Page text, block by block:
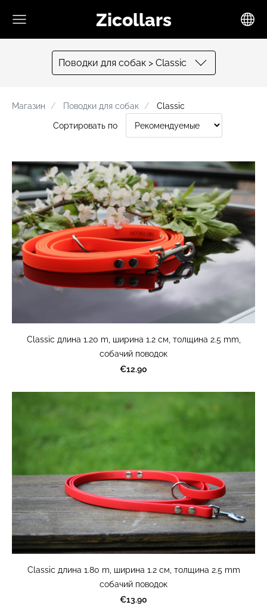
Zicollars
Поводки для собак > Classic
Mагазин Поводки для собак
Classic
Сортировать по
Classic длина 1.20 m, ширина 1.2 cм, толщина 2.5 mm,
cобачий поводок
€12.90
Classic длина 1.80 m, ширина 1.2 cм, толщина 2.5 mm
cобачий поводок
€13.90